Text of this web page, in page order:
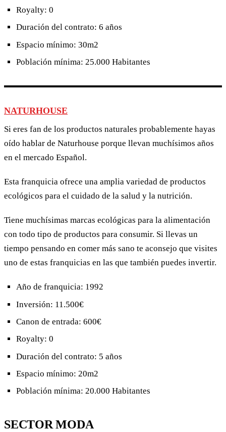
Royalty: 0
Duración del contrato: 6 años
Espacio mínimo: 30m2
Población mínima: 25.000 Habitantes
NATURHOUSE
Si eres fan de los productos naturales probablemente hayas
oído hablar de Naturhouse porque llevan muchísimos años
en el mercado Español.
Esta franquicia ofrece una amplia variedad de productos
ecológicos para el cuidado de la salud y la nutrición.
Tiene muchísimas marcas ecológicas para la alimentación
con todo tipo de productos para consumir. Si llevas un
tiempo pensando en comer más sano te aconsejo que visites
uno de estas franquicias en las que también puedes invertir.
Año de franquicia: 1992
Inversión: 11.500€
Canon de entrada: 600€
Royalty: 0
Duración del contrato: 5 años
Espacio mínimo: 20m2
Población mínima: 20.000 Habitantes
SECTOR MODA